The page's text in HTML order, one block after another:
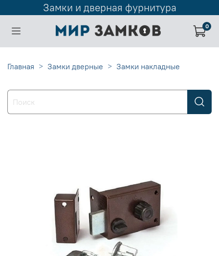
Замки и дверная фурнитура
0
Главная Замки дверные Замки накладные